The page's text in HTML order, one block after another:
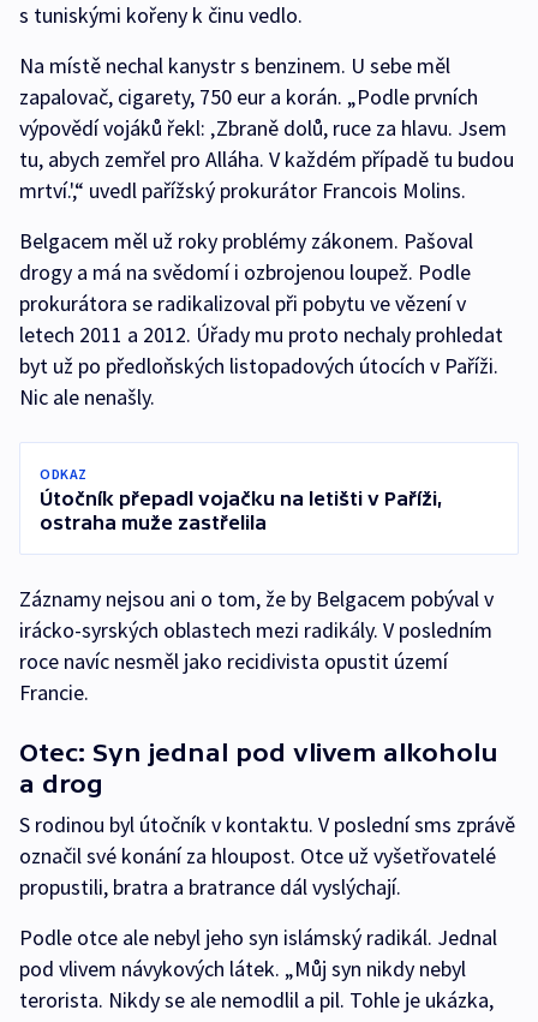
s tuniskými kořeny k činu vedlo.
Na místě nechal kanystr s benzinem. U sebe měl
zapalovač, cigarety, 750 eur a korán. „Podle prvních
výpovědí vojáků řekl: ‚Zbraně dolů, ruce za hlavu. Jsem
tu, abych zemřel pro Alláha. V každém případě tu budou
mrtví.',“ uvedl pařížský prokurátor Francois Molins.
Belgacem měl už roky problémy zákonem. Pašoval
drogy a má na svědomí i ozbrojenou loupež. Podle
prokurátora se radikalizoval při pobytu ve vězení v
letech 2011 a 2012. Úřady mu proto nechaly prohledat
byt už po předloňských listopadových útocích v Paříži.
Nic ale nenašly.
ODKAZ
Útočník přepadl vojačku na letišti v Paříži,
ostraha muže zastřelila
Záznamy nejsou ani o tom, že by Belgacem pobýval v
irácko-syrských oblastech mezi radikály. V posledním
roce navíc nesměl jako recidivista opustit území
Francie.
Otec: Syn jednal pod vlivem alkoholu
a drog
S rodinou byl útočník v kontaktu. V poslední sms zprávě
označil své konání za hloupost. Otce už vyšetřovatelé
propustili, bratra a bratrance dál vyslýchají.
Podle otce ale nebyl jeho syn islámský radikál. Jednal
pod vlivem návykových látek. „Můj syn nikdy nebyl
terorista. Nikdy se ale nemodlil a pil. Tohle je ukázka,